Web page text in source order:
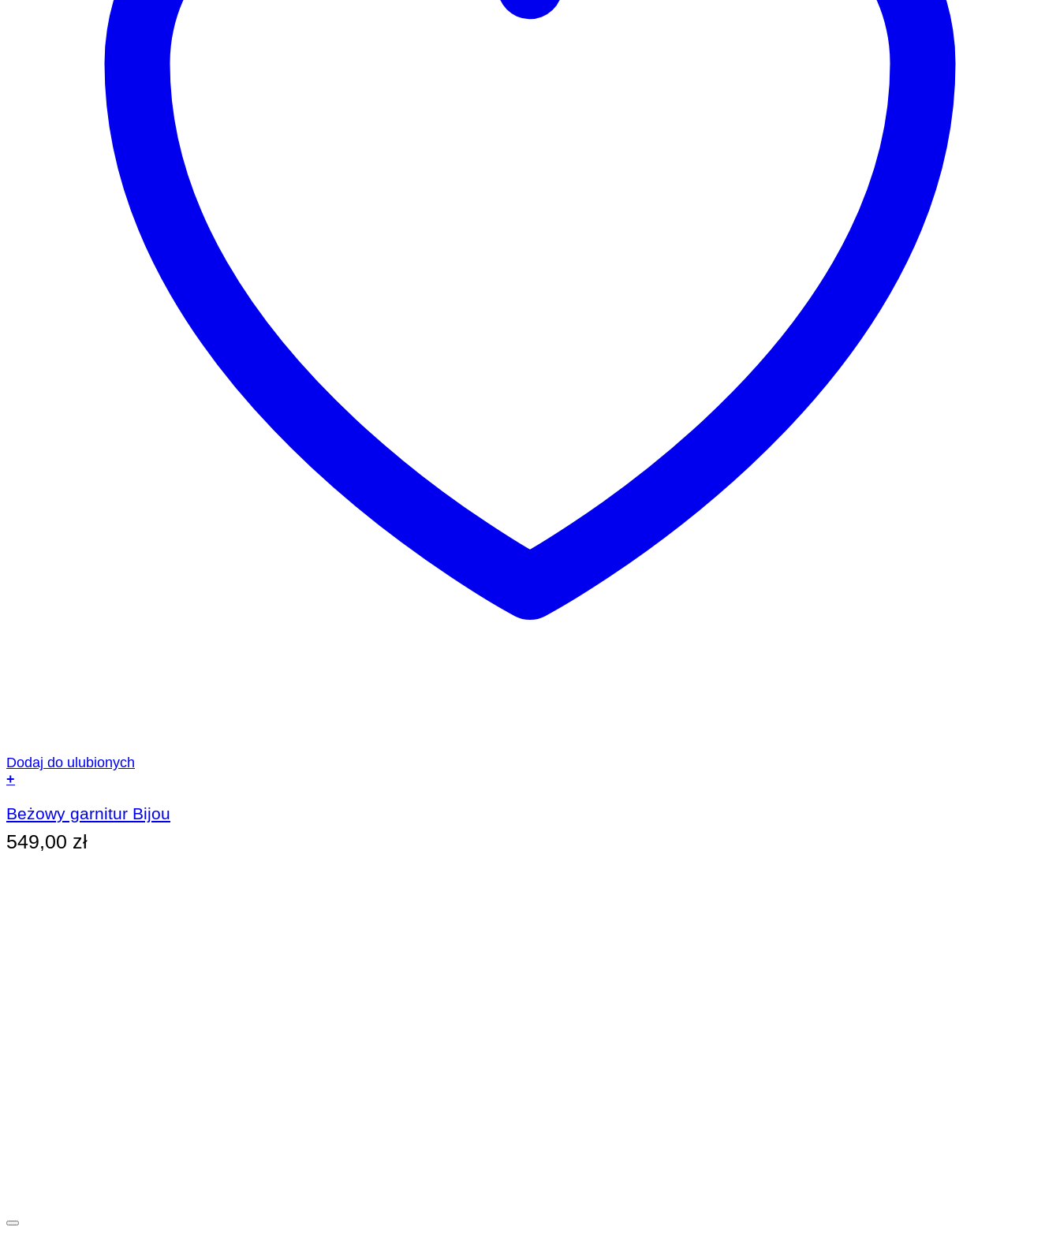
Dodaj do ulubionych
+
produkt
wiele
Beżowy garnitur Bijou
549,00 zł